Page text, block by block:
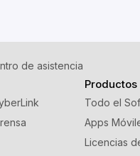
de asistencia
Productos
Todo el
Apps
Licencias